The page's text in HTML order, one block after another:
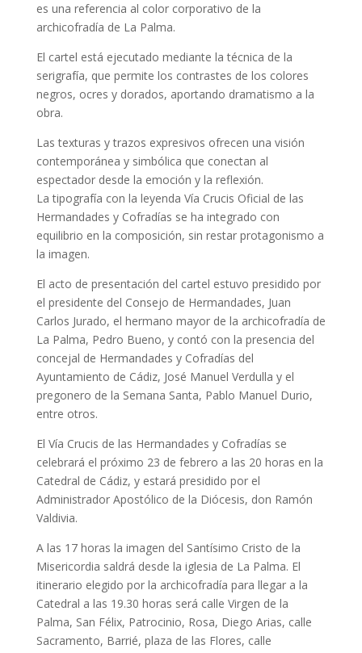
es una referencia al color corporativo de la
archicofradía de La Palma.
El cartel está ejecutado mediante la técnica de la
serigrafía, que permite los contrastes de los colores
negros, ocres y dorados, aportando dramatismo a la
obra.
Las texturas y trazos expresivos ofrecen una visión
contemporánea y simbólica que conectan al
espectador desde la emoción y la reflexión.
La tipografía con la leyenda Vía Crucis Oficial de las
Hermandades y Cofradías se ha integrado con
equilibrio en la composición, sin restar protagonismo a
la imagen.
El acto de presentación del cartel estuvo presidido por
el presidente del Consejo de Hermandades, Juan
Carlos Jurado, el hermano mayor de la archicofradía de
La Palma, Pedro Bueno, y contó con la presencia del
concejal de Hermandades y Cofradías del
Ayuntamiento de Cádiz, José Manuel Verdulla y el
pregonero de la Semana Santa, Pablo Manuel Durio,
entre otros.
El Vía Crucis de las Hermandades y Cofradías se
celebrará el próximo 23 de febrero a las 20 horas en la
Catedral de Cádiz, y estará presidido por el
Administrador Apostólico de la Diócesis, don Ramón
Valdivia.
A las 17 horas la imagen del Santísimo Cristo de la
Misericordia saldrá desde la iglesia de La Palma. El
itinerario elegido por la archicofradía para llegar a la
Catedral a las 19.30 horas será calle Virgen de la
Palma, San Félix, Patrocinio, Rosa, Diego Arias, calle
Sacramento, Barrié, plaza de las Flores, calle